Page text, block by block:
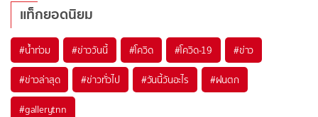
แท็กยอดนิยม
#น้ำท่วม #ข่าววันนี้ #โควิด #โควิด-19 #ข่าว
#ข่าวล่าสุด #ข่าวทั่วไป #วันนี้วันอะไร #ฝนตก
#gallerytnn